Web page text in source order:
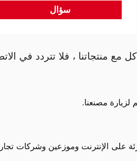
سؤال
منتجاتنا ، فلا تتردد في
مصنعنا.
على الإنترنت وموزعين وشركات